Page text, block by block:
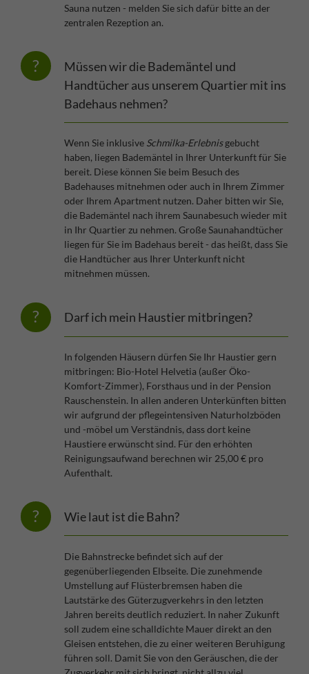
Sauna nutzen - melden Sie sich dafür bitte an der
zentralen Rezeption an.
Müssen wir die Bademäntel und
Handtücher aus unserem Quartier mit ins
Badehaus nehmen?
Wenn Sie inklusive Schmilka-Erlebnisgebucht
haben, liegen Bademäntel in Ihrer Unterkunft für Sie
bereit. Diese können Sie beim Besuch des
Badehauses mitnehmen oder auch in Ihrem Zimmer
oder Ihrem Apartment nutzen. Daher bitten wir Sie,
die Bademäntel nach ihrem Saunabesuch wieder mit
in Ihr Quartier zu nehmen. Große Saunahandtücher
liegen für Sie im Badehaus bereit - das heißt, dass Sie
die Handtücher aus Ihrer Unterkunft nicht
mitnehmen müssen.
Darf ich mein Haustier mitbringen?
In folgenden Häusern dürfen Sie Ihr Haustier gern
mitbringen: Bio-Hotel Helvetia (außer Öko-
Komfort-Zimmer), Forsthaus und in der Pension
Rauschenstein. In allen anderen Unterkünften bitten
wir aufgrund der pflegeintensiven Naturholzböden
und -möbel um Verständnis, dass dort keine
Haustiere erwünscht sind. Für den erhöhten
Reinigungsaufwand berechnen wir 25,00 € pro
Aufenthalt.
Wie laut ist die Bahn?
Die Bahnstrecke befindet sich auf der
gegenüberliegenden Elbseite. Die zunehmende
Umstellung auf Flüsterbremsen haben die
Lautstärke des Güterzugverkehrs in den letzten
Jahren bereits deutlich reduziert. In naher Zukunft
soll zudem eine schalldichte Mauer direkt an den
Gleisen entstehen, die zu einer weiteren Beruhigung
führen soll. Damit Sie von den Geräuschen, die der